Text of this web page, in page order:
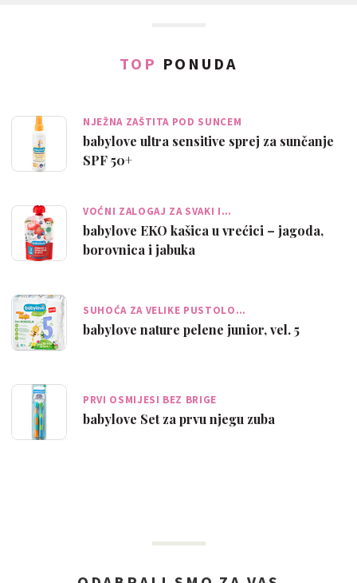
TOP PONUDA
NJEŽNA ZAŠTITA POD SUNCEM
babylove ultra sensitive sprej za sunčanje
SPF 50+
VOĆNI ZALOGAJ ZA SVAKI I…
babylove EKO kašica u vrećici – jagoda,
borovnica i jabuka
SUHOĆA ZA VELIKE PUSTOLO…
babylove nature pelene junior, vel. 5
PRVI OSMIJESI BEZ BRIGE
babylove Set za prvu njegu zuba